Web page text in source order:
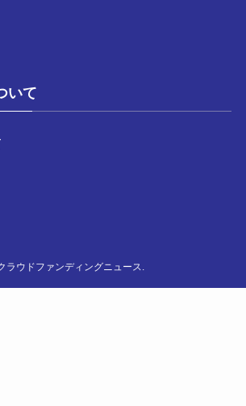
いて
ラウドファンディングニュース.